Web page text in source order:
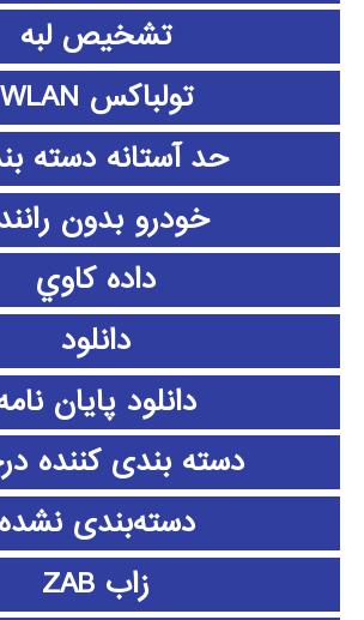
تشخیص لبه
تولباکس WLAN
حد آستانه دسته
خودرو بدون
داده كاوي
دانلود
دانلود پايان
دسته بندی کننده
دسته‌بندی نشده
زاب ZAB